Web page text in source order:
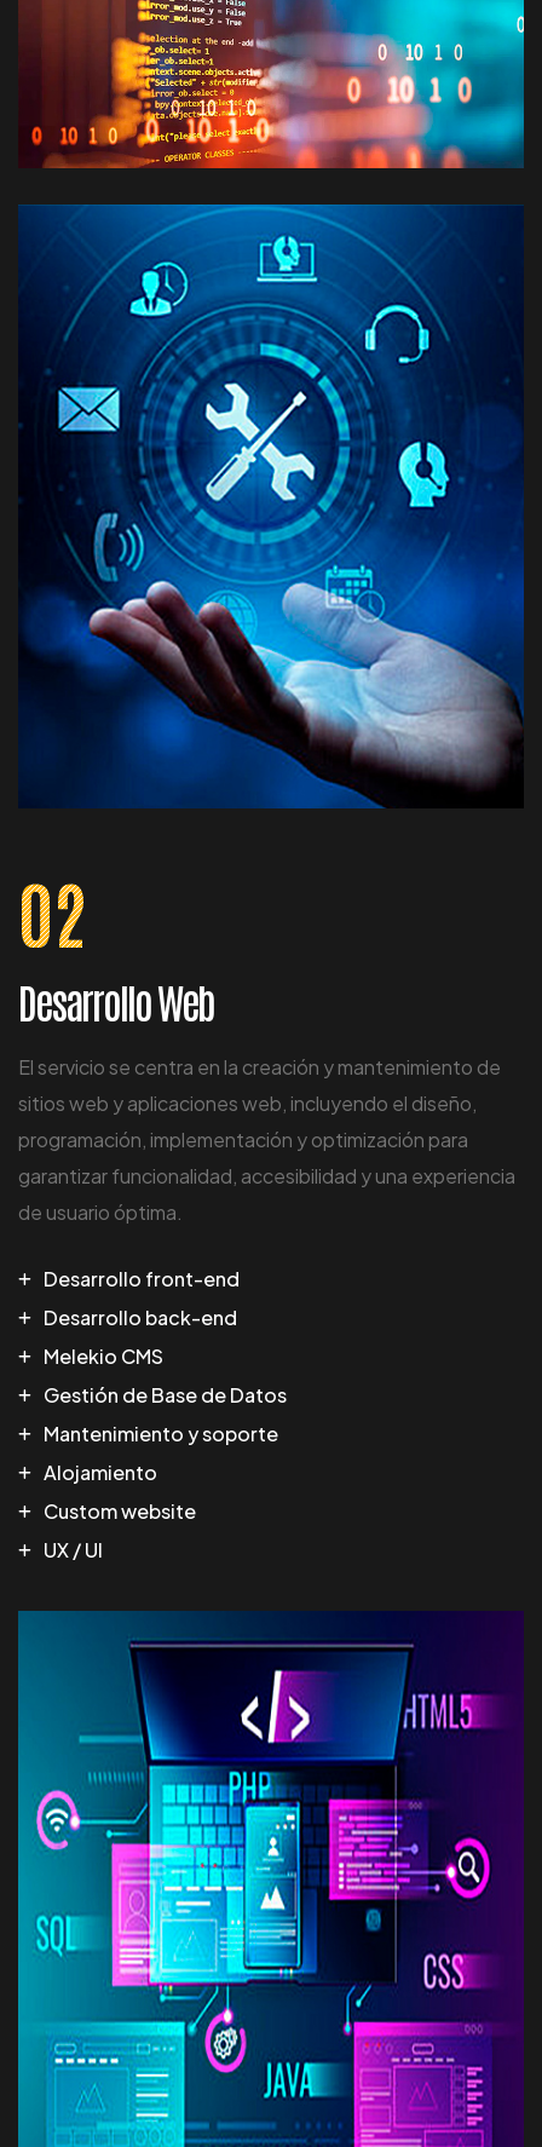
02
Desarrollo Web
El servicio se centra en la creación y mantenimiento de
sitios web y aplicaciones web, incluyendo el diseño,
programación, implementación y optimización para
garantizar funcionalidad, accesibilidad y una experiencia
de usuario óptima.
Desarrollo front-end
Desarrollo back-end
Melekio CMS
Gestión de Base de Datos
Mantenimiento y soporte
Alojamiento
Custom website
UX / UI